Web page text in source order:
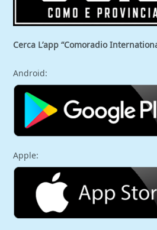
Cerca L’app “Comoradio
Android:
Apple: